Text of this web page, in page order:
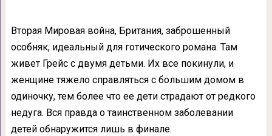
Вторая Мировая война, Британия, заброшенный
особняк, идеальный для готического романа. Там
живет Грейс с двумя детьми. Их все покинули, и
женщине тяжело справляться с большим домом в
одиночку, тем более что ее дети страдают от редкого
недуга. Вся правда о таинственном заболевании
детей обнаружится лишь в финале.